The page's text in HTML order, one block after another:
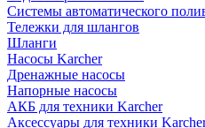
Системы автоматического
Тележки для шлангов
Шланги
Насосы Karcher
Дренажные насосы
Напорные насосы
АКБ для техники Karcher
Аксессуары для техники